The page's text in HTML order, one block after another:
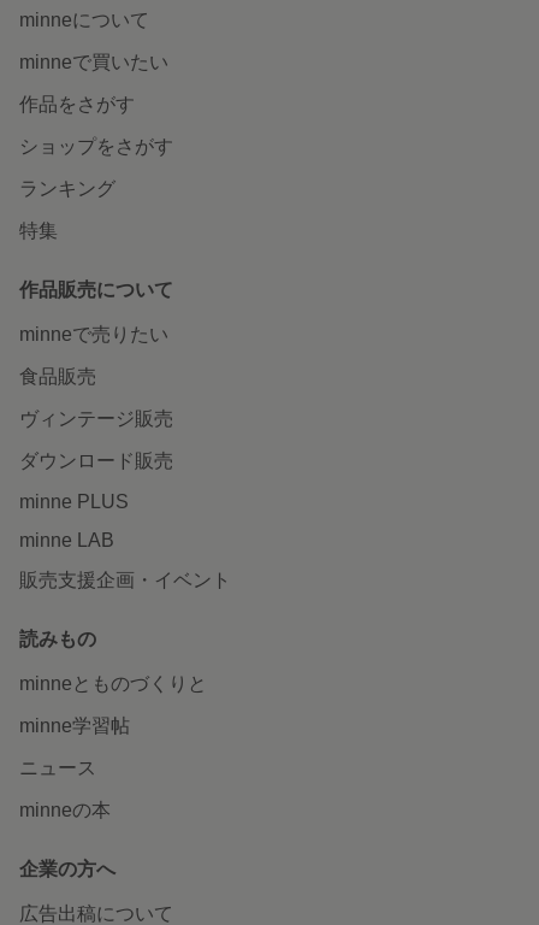
minneについて
minneで買いたい
作品をさがす
ショップをさがす
ランキング
特集
作品販売について
minneで売りたい
食品販売
ヴィンテージ販売
ダウンロード販売
minne PLUS
minne LAB
販売支援企画・イベント
読みもの
minneとものづくりと
minne学習帖
ニュース
minneの本
企業の方へ
広告出稿について